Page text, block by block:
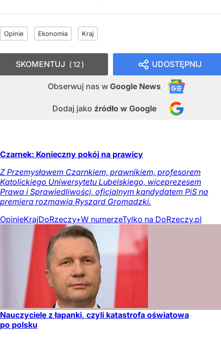
Opinie Ekonomia Kraj
UDOSTĘPNIJ
Obserwuj nas w Google News
Dodaj jako źródło w Google
SKOMENTUJ 12
Czarnek: Konieczny pokój na prawicy
Z Przemysławem Czarnkiem, prawnikiem, profesorem
Katolickiego Uniwersytetu Lubelskiego, wiceprezesem
Prawa i Sprawiedliwości, oficjalnym kandydatem PiS na
premiera rozmawia Ryszard Gromadzki.
OpinieKrajDoRzeczy+W numerzeTylko na DoRzeczy.pl
Nauczyciele z łapanki, czyli katastrofa oświatowa
po polsku